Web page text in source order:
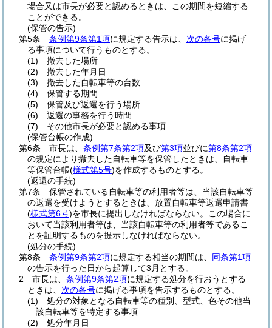
場合又は市長が必要と認めるときは、この期間を短縮する
ことができる。
(保管の告示)
第5条
条例第9条第1項に規定する告示は、 次の各号に掲げ
る事項について行うものとする。
(1)
撤去した場所
(2)
撤去した年月日
(3)
撤去した自転車等の台数
(4)
保管する期間
(5)
保管及び返還を行う場所
(6)
返還の事務を行う時間
(7)
その他市長が必要と認める事項
(保管台帳の作成)
第6条
市長は、 条例第7条第2項及び第3項並びに第8条第2項
の規定により撤去した自転車等を保管したときは、自転車
等保管台帳(様式第5号)を作成するものとする。
(返還の手続)
第7条
保管されている自転車等の利用者等は、当該自転車等
の返還を受けようとするときは、放置自転車等返還申請書
(様式第6号)を市長に提出しなければならない。
この場合に
おいて当該利用者等は、当該自転車等の利用者等であるこ
とを証明するものを提示しなければならない。
(処分の手続)
第8条
条例第9条第2項に規定する相当の期間は、 同条第1項
の告示を行った日から起算して3月とする。
2
市長は、 条例第9条第2項に規定する処分を行おうとする
ときは、 次の各号に掲げる事項を告示するものとする。
(1)
処分の対象となる自転車等の種別、型式、色その他当
該自転車等を特定する事項
(2)
処分年月日